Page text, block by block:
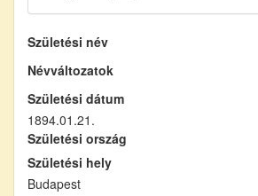
Születési név
Névváltozatok
Születési dátum
1894.01.21.
Születési ország
Születési hely
Budapest